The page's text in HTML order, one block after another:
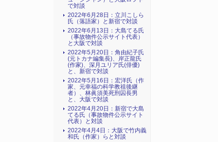
で対談
2022年6月28日：立川こしら
氏（落語家）と新宿で対談
2022年6月13日：大島てる氏
（事故物件公示サイト代表）
と大阪で対談
2022年5月20日：角由紀子氏
(元トカナ編集長)、岸正龍氏
(作家)、深月ユリア氏(俳優)
と、新宿で対談
2022年5月16日：宏洋氏（作
家、元幸福の科学教祖後継
者）、林眞須美死刑囚長男
と、大阪で対談
2022年4月20日：新宿で大島
てる氏（事故物件公示サイト
代表）と対談
2022年4月4日：大阪で竹内義
和氏（作家）らと対談